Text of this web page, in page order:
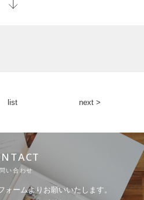
list next >
い合わせ
ォームよりお願いいたします。